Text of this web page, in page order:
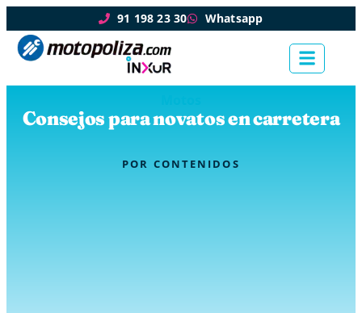
91 198 23 30 Whatsapp
Consejos para novatos en carretera
POR CONTENIDOS